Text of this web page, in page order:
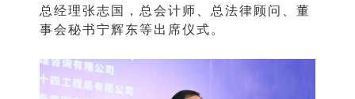
总经理张志国，总会计师、总法律顾问、董
事会秘书宁辉东等出席仪式。